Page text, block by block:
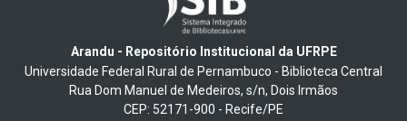
Arandu - Repositório Institucional da UFRPE
Universidade Federal Rural de Pernambuco - Biblioteca Central
Rua Dom Manuel de Medeiros, s/n, Dois Irmãos
CEP: 52171-900 - Recife/PE